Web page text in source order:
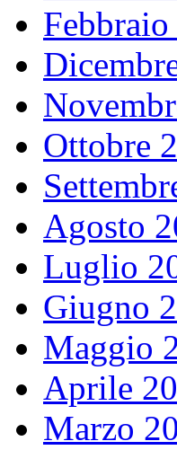
Ottobre
Agosto
Luglio
Giugno
Maggio
Aprile
Marzo